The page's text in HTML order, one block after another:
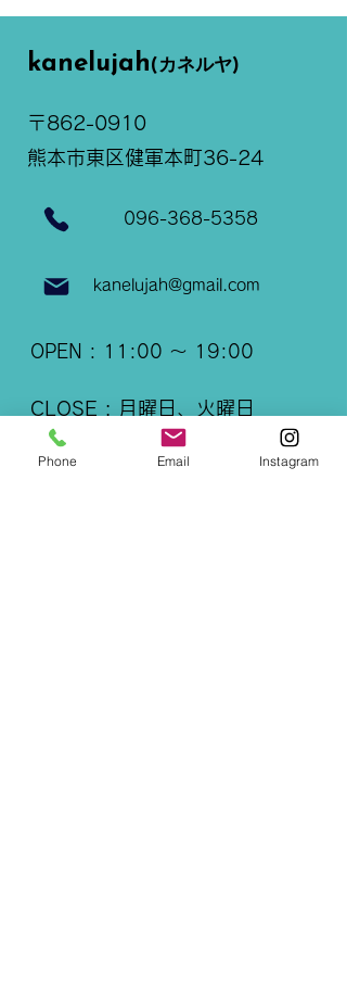
kanelujah(カネルヤ)
〒862-0910
​熊本市東区健軍本町36-24​
096-368-5358
kanelujah@gmail.com
OPEN : 11:00 ～ 19:00
CLOSE : 月曜日、火曜日
駐車場
Phone Email Instagram